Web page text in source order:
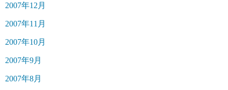
2007年12月
2007年11月
2007年10月
2007年9月
2007年8月